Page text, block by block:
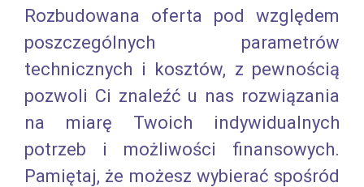
Rozbudowana oferta pod względem
poszczególnych parametrów
technicznych i kosztów, z pewnością
pozwoli Ci znaleźć u nas rozwiązania
na miarę Twoich indywidualnych
potrzeb i możliwości finansowych.
Pamiętaj, że możesz wybierać spośród